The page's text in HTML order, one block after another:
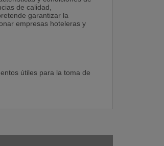
de calidad,
garantizar la
empresas hoteleras y
útiles para la toma de
hoteleras.
y destinos hoteleros.